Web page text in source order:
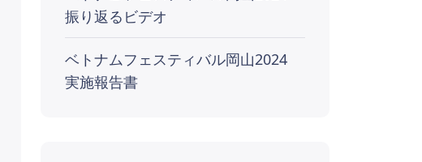
振り返るビデオ
ベトナムフェスティバル岡山2024
実施報告書